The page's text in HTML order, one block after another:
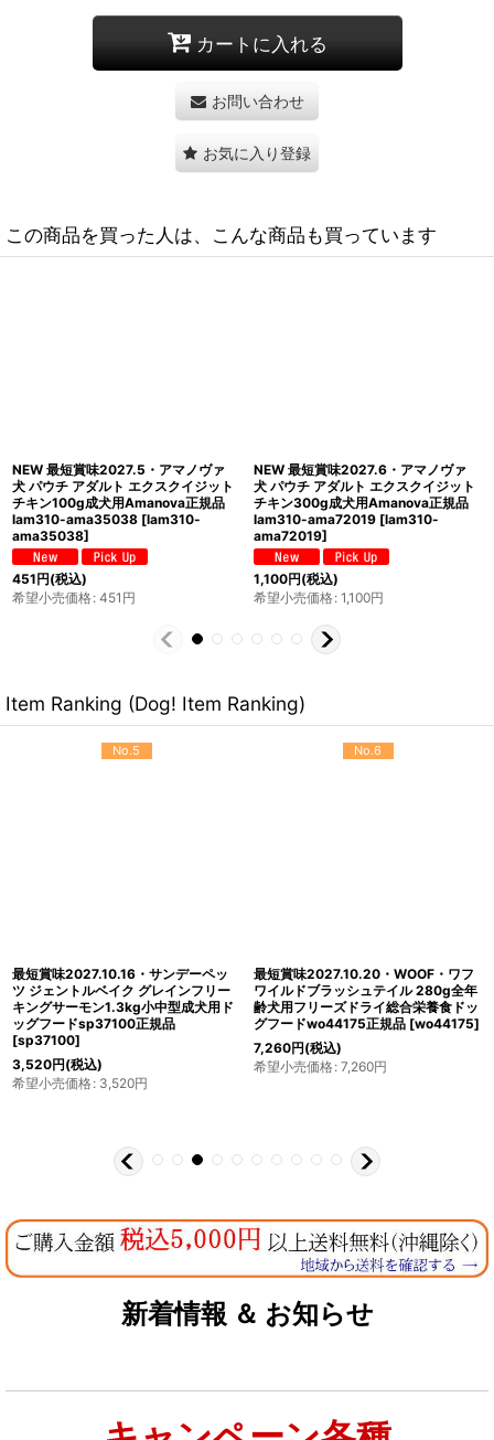
カートに入れる
お問い合わせ
お気に入り登録
この商品を買った人は、こんな商品も買っています
NEW 最短賞味2027.6・アマノヴァ
犬 パウチ アダルト デリシャス ラム
300g成犬用Amanova正規品
lam312-ama72750 [lam312-
ama72750]
1,100円(税込)
希望小売価格: 1,100円
NEW 最短賞味2027.6・アマノヴァ
犬 パウチ アダルト イレジスタブル ビ
ーフ300g成犬用Amanova正規品
lam314-ama72002 [lam314-
ama72002]
1,100円(税込)
希望小売価格: 1,100円
Item Ranking (Dog! Item Ranking)
No.5
最短賞味2027.10.16・サンデーペッ
ツ ジェントルベイク グレインフリー
キングサーモン1.3kg小中型成犬用ド
ッグフードsp37100正規品
[sp37100]
3,520円(税込)
希望小売価格: 3,520円
No.6
最短賞味2027.10.20・WOOF・ワフ
ワイルドブラッシュテイル 280g全年
齢犬用フリーズドライ総合栄養食ドッ
グフードwo44175正規品 [wo44175]
7,260円(税込)
希望小売価格: 7,260円
新着情報 ＆ お知らせ